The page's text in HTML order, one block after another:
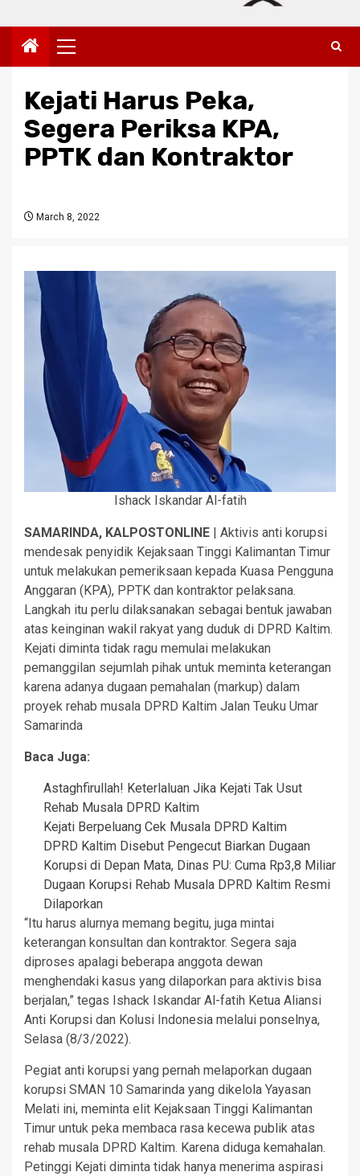
Primary
Menu
Kejati Harus Peka,
Segera Periksa KPA,
PPTK dan Kontraktor
March 8, 2022
Ishack Iskandar Al-fatih
SAMARINDA, KALPOSTONLINE | Aktivis anti korupsi
mendesak penyidik Kejaksaan Tinggi Kalimantan Timur
untuk melakukan pemeriksaan kepada Kuasa Pengguna
Anggaran (KPA), PPTK dan kontraktor pelaksana.
Langkah itu perlu dilaksanakan sebagai bentuk jawaban
atas keinginan wakil rakyat yang duduk di DPRD Kaltim.
Kejati diminta tidak ragu memulai melakukan
pemanggilan sejumlah pihak untuk meminta keterangan
karena adanya dugaan pemahalan (markup) dalam
proyek rehab musala DPRD Kaltim Jalan Teuku Umar
Samarinda
Baca Juga:
Astaghfirullah! Keterlaluan Jika Kejati Tak Usut
Rehab Musala DPRD Kaltim
Kejati Berpeluang Cek Musala DPRD Kaltim
DPRD Kaltim Disebut Pengecut Biarkan Dugaan
Korupsi di Depan Mata, Dinas PU: Cuma Rp3,8 Miliar
Dugaan Korupsi Rehab Musala DPRD Kaltim Resmi
Dilaporkan
“Itu harus alurnya memang begitu, juga mintai
keterangan konsultan dan kontraktor. Segera saja
diproses apalagi beberapa anggota dewan
menghendaki kasus yang dilaporkan para aktivis bisa
berjalan,” tegas Ishack Iskandar Al-fatih Ketua Aliansi
Anti Korupsi dan Kolusi Indonesia melalui ponselnya,
Selasa (8/3/2022).
Pegiat anti korupsi yang pernah melaporkan dugaan
korupsi SMAN 10 Samarinda yang dikelola Yayasan
Melati ini, meminta elit Kejaksaan Tinggi Kalimantan
Timur untuk peka membaca rasa kecewa publik atas
rehab musala DPRD Kaltim. Karena diduga kemahalan.
Petinggi Kejati diminta tidak hanya menerima aspirasi